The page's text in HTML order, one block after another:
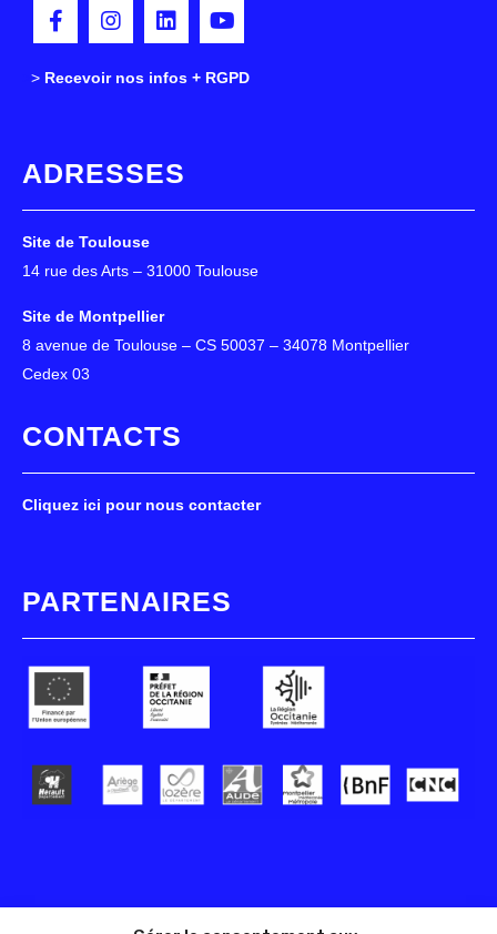
> Recevoir nos infos + RGPD
ADRESSES
Site de Toulouse
14 rue des Arts – 31000 Toulouse
Site de Montpellier
8 avenue de Toulouse – CS 50037 – 34078 Montpellier
Cedex 03
CONTACTS
Cliquez ici pour nous contacter
PARTENAIRES